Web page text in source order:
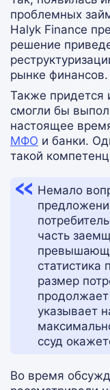
проблемных
Halyk Finance
решение
рынке финансов.
Также придется
смогли бы
настоящее
МФО и банки.
такой
Немало
часть
статистика
размер
указывает
ссуд
Во время